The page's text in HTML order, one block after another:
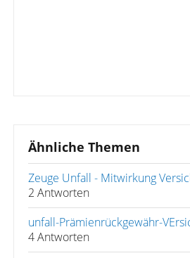
Ähnliche Themen
Zeuge Unfall - Mitwirkung
2 Antworten
unfall-Prämienrückgewähr-
4 Antworten